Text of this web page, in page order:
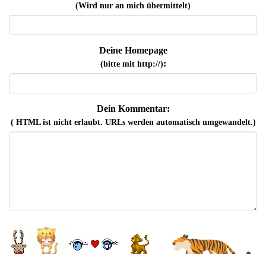
(Wird nur an mich übermittelt)
Deine Homepage
(bitte mit http://):
Dein Kommentar:
( HTML ist nichterlaubt. URLs werden automatisch umgewandelt.)